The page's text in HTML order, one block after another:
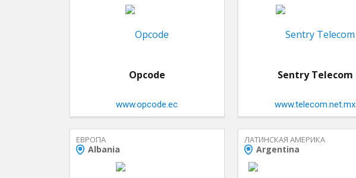
Opcode
www.opcode.ec
Sentry Telecom
www.telecom.net.mx
ЕВРОПА
Albania
ЛАТИНСКАЯ АМЕРИКА
Argentina